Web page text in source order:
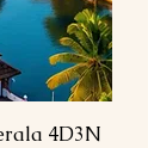
4D3N